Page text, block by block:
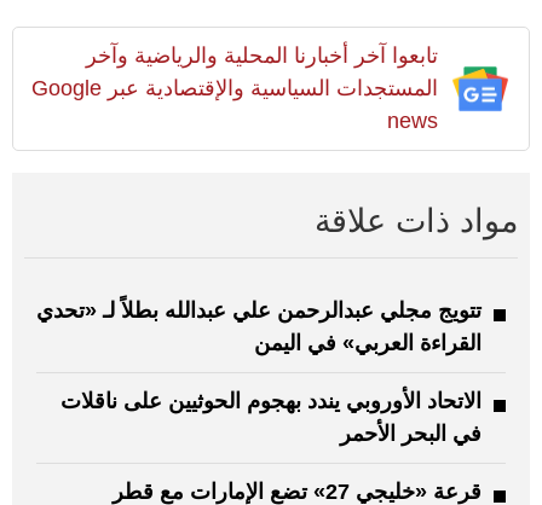
تابعوا آخر أخبارنا المحلية والرياضية وآخر
المستجدات السياسية والإقتصادية عبر Google
news
مواد ذات علاقة
تتويج مجلي عبدالرحمن علي عبدالله بطلاً لـ «تحدي
القراءة العربي» في اليمن
الاتحاد الأوروبي يندد بهجوم الحوثيين على ناقلات
في البحر الأحمر
قرعة «خليجي 27» تضع الإمارات مع قطر